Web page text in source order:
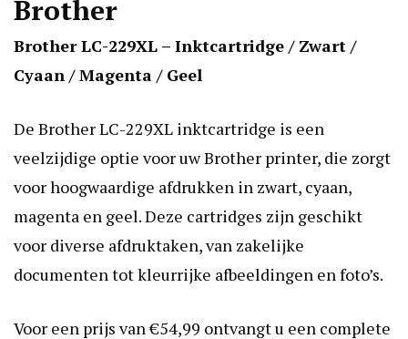
Brother
Brother LC-229XL – Inktcartridge / Zwart /
Cyaan / Magenta / Geel
De Brother LC-229XL inktcartridge is een
veelzijdige optie voor uw Brother printer, die zorgt
voor hoogwaardige afdrukken in zwart, cyaan,
magenta en geel. Deze cartridges zijn geschikt
voor diverse afdruktaken, van zakelijke
documenten tot kleurrijke afbeeldingen en foto’s.
Voor een prijs van €54,99 ontvangt u een complete